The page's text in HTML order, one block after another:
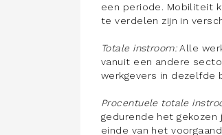
een periode. Mobiliteit
te verdelen zijn in
Totale instroom:Alle
vanuit een andere
werkgevers in dezelfde
Procentuele totale
gedurende het
einde van het